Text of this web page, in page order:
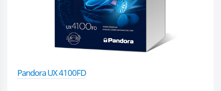
Pandora UX 4100FD